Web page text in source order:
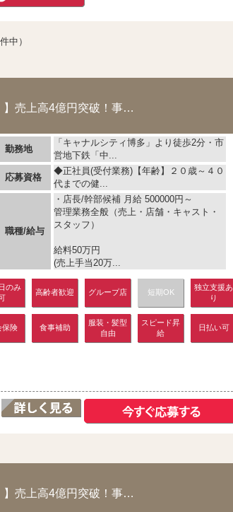
中）
【スタッフでも年収500万！】【即日入寮できる寮あり！】売上高4億円突破！事業拡大につ...
勤務地
「キャナルシティ博多」より徒歩2分・市
営地下鉄「中...
応募資格
◆正社員(受付業務)【年齢】２０歳～４０
代までの健...
職種/給与
・店長/幹部候補 月給 500000円～
管理業務全般（売上・店舗・キャスト・
スタッフ）
給料50万円
(売上手当20万...
のみ
高齢者歓迎 グループ店 短期OK
独立支援あ
り
保険 食事補助
服装・髪型
自由
スピード昇
給
日払い可
【スタッフでも年収500万！】【即日入寮できる寮あり！】売上高4億円突破！事業拡大につ...